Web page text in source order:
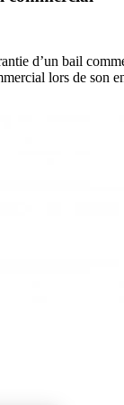
d’un bail
lors de son